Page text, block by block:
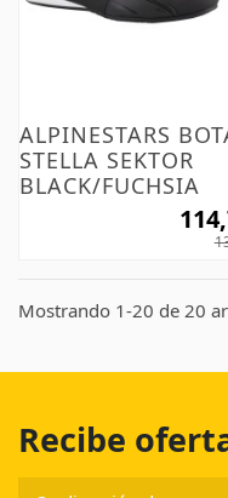
ALPINESTARS
STELLA SEKTOR
BLACK/FUCHSIA
Mostrando 1-20 de 20
Recibe